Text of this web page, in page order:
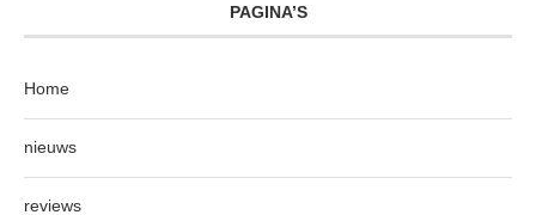
PAGINA’S
Home
nieuws
reviews